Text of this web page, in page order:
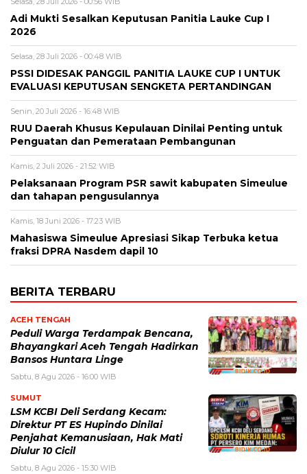
Adi Mukti Sesalkan Keputusan Panitia Lauke Cup I
2026
Selasa, 28 Juli 2026 - 00:48 WIB
PSSI DIDESAK PANGGIL PANITIA LAUKE CUP I UNTUK
EVALUASI KEPUTUSAN SENGKETA PERTANDINGAN
Senin, 20 Juli 2026 - 16:48 WIB
RUU Daerah Khusus Kepulauan Dinilai Penting untuk
Penguatan dan Pemerataan Pembangunan
Kamis, 2 Juli 2026 - 21:52 WIB
Pelaksanaan Program PSR sawit kabupaten Simeulue
dan tahapan pengusulannya
Kamis, 18 Juni 2026 - 17:23 WIB
Mahasiswa Simeulue Apresiasi Sikap Terbuka ketua
fraksi DPRA Nasdem dapil 10
BERITA TERBARU
ACEH TENGAH
Peduli Warga Terdampak Bencana,
Bhayangkari Aceh Tengah Hadirkan
Bansos Huntara Linge
Sabtu, 8 Agu 2026 - 16:00 WIB
SUMUT
LSM KCBI Deli Serdang Kecam:
Direktur PT ES Hupindo Dinilai
Penjahat Kemanusiaan, Hak Mati
Diulur 10 Cicil
Sabtu, 8 Agu 2026 - 15:30 WIB